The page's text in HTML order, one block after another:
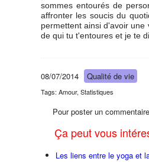
sommes entourés de
affronter les soucis du
permettent ainsi d'avoir
de qui tu t'entoures et je te
08/07/2014 Qualité de vie
Tags: Amour, Statistiques
Pour poster un
Ça peut vous
Les liens entre le yoga et